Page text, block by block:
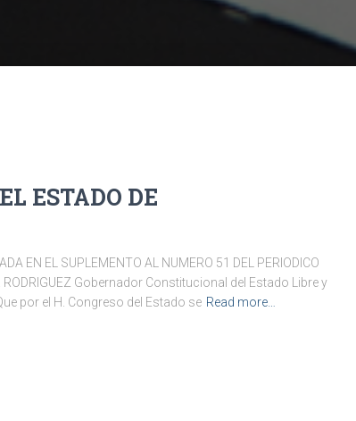
ESTADO DE
EN EL SUPLEMENTO AL NUMERO 51 DEL PERIODICO
RODRIGUEZ Gobernador Constitucional del Estado Libre y
por el H. Congreso del Estado se Read more…